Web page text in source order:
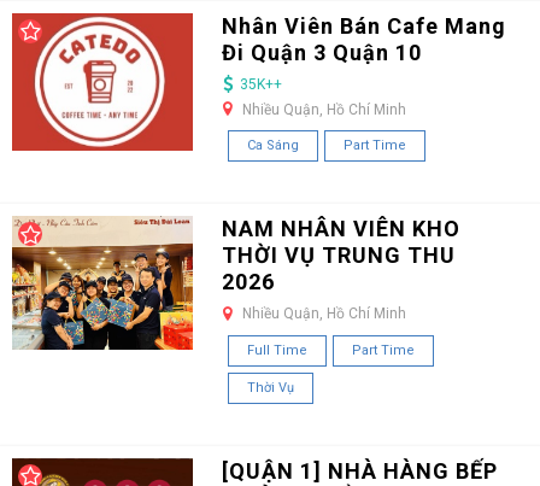
Nhân Viên Bán Cafe Mang
Đi Quận 3 Quận 10
35K++
Nhiều Quận, Hồ Chí Minh
Ca Sáng Part Time
NAM NHÂN VIÊN KHO
THỜI VỤ TRUNG THU
2026
Nhiều Quận, Hồ Chí Minh
Full Time Part Time
Thời Vụ
[QUẬN 1] NHÀ HÀNG BẾP